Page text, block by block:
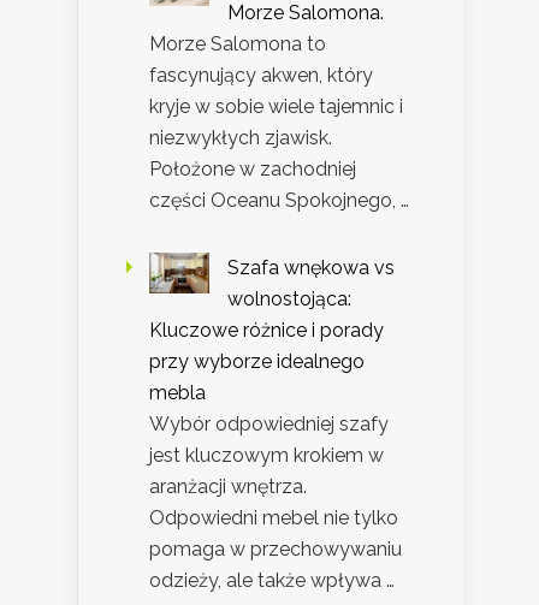
Morze Salomona.
Morze Salomona to
fascynujący akwen, który
kryje w sobie wiele tajemnic i
niezwykłych zjawisk.
Położone w zachodniej
części Oceanu Spokojnego, …
Szafa wnękowa vs
wolnostojąca:
Kluczowe różnice i porady
przy wyborze idealnego
mebla
Wybór odpowiedniej szafy
jest kluczowym krokiem w
aranżacji wnętrza.
Odpowiedni mebel nie tylko
pomaga w przechowywaniu
odzieży, ale także wpływa …